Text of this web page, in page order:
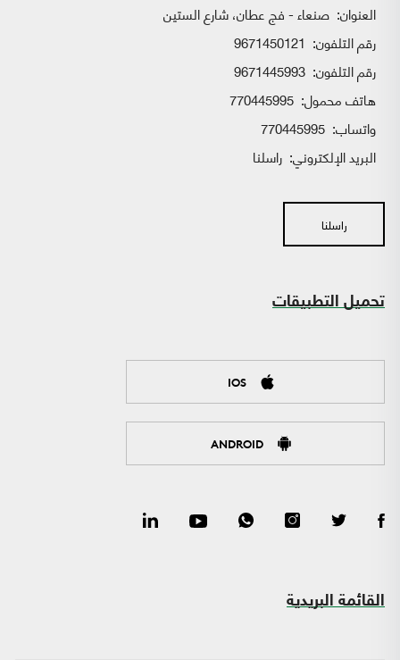
العنوان: صنعاء - فج عطان، شارع الستين
رقم التلفون: 9671450121
رقم التلفون: 9671445993
هاتف محمول: 770445995
واتساب:
البريد الإلكتروني: راسلنا
راسلنا
تحميل التطبيقات
IOS
ANDROID
القائمة البريدية